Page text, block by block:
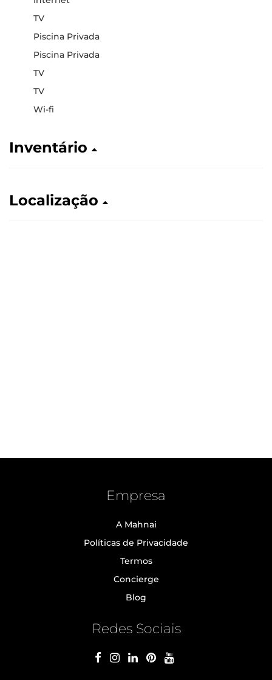
TV
Piscina Privada
Piscina Privada
TV
TV
Wi-fi
Inventário
Localização
Empresa
A Mahnai
Políticas de Privacidade
Termos
Concierge
Blog
Redes Sociais